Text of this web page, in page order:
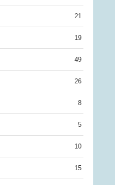
21
19
49
26
8
5
10
15